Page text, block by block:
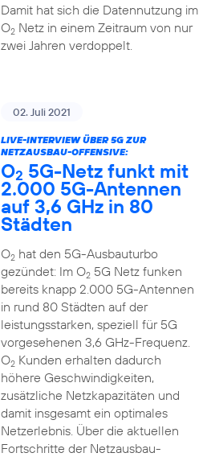
Damit hat sich die Datennutzung im
O2Netz in einem Zeitraum von nur
zwei Jahren verdoppelt.
02. Juli 2021
LIVE-INTERVIEW ÜBER 5G ZUR
NETZAUSBAU-OFFENSIVE:
O2 5G-Netz funkt mit
2.000 5G-Antennen
auf 3,6 GHz in 80
Städten
O2hat den 5G-Ausbauturbo
gezündet: Im O25G Netz funken
bereits knapp 2.000 5G-Antennen
in rund 80 Städten auf der
leistungsstarken, speziell für 5G
vorgesehenen 3,6 GHz-Frequenz.
O2Kunden erhalten dadurch
höhere Geschwindigkeiten,
zusätzliche Netzkapazitäten und
damit insgesamt ein optimales
Netzerlebnis. Über die aktuellen
Fortschritte der Netzausbau-